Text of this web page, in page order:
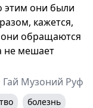
этим они были
кажется,
обращаются
не мешает
Гай Музоний Руф
болезнь